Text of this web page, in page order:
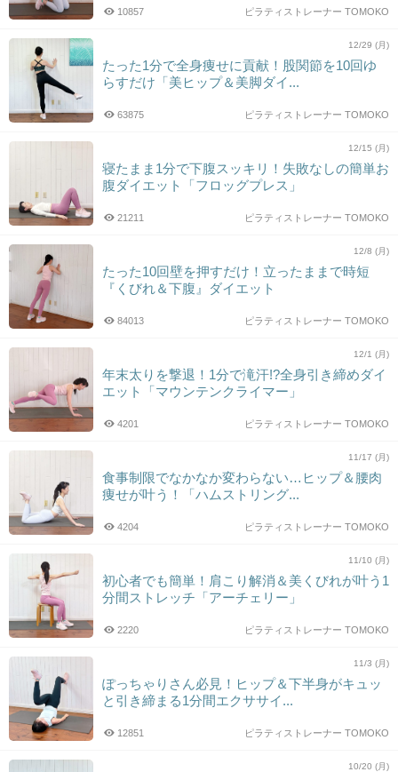
ピラティストレーナー TOMOKO
10857
12/29 (月)
たった1分で全身痩せに貢献！股関節を10回ゆ
らすだけ「美ヒップ＆美脚ダイ...
ピラティストレーナー TOMOKO
63875
12/15 (月)
寝たまま1分で下腹スッキリ！失敗なしの簡単お
腹ダイエット「フロッグプレス」
ピラティストレーナー TOMOKO
21211
12/8 (月)
たった10回壁を押すだけ！立ったままで時短
『くびれ＆下腹』ダイエット
ピラティストレーナー TOMOKO
84013
12/1 (月)
年末太りを撃退！1分で滝汗!?全身引き締めダイ
エット「マウンテンクライマー」
ピラティストレーナー TOMOKO
4201
11/17 (月)
食事制限でなかなか変わらない…ヒップ＆腰肉
痩せが叶う！「ハムストリング...
ピラティストレーナー TOMOKO
4204
11/10 (月)
初心者でも簡単！肩こり解消＆美くびれが叶う1
分間ストレッチ「アーチェリー」
ピラティストレーナー TOMOKO
2220
11/3 (月)
ぽっちゃりさん必見！ヒップ＆下半身がキュッ
と引き締まる1分間エクササイ...
ピラティストレーナー TOMOKO
12851
10/20 (月)